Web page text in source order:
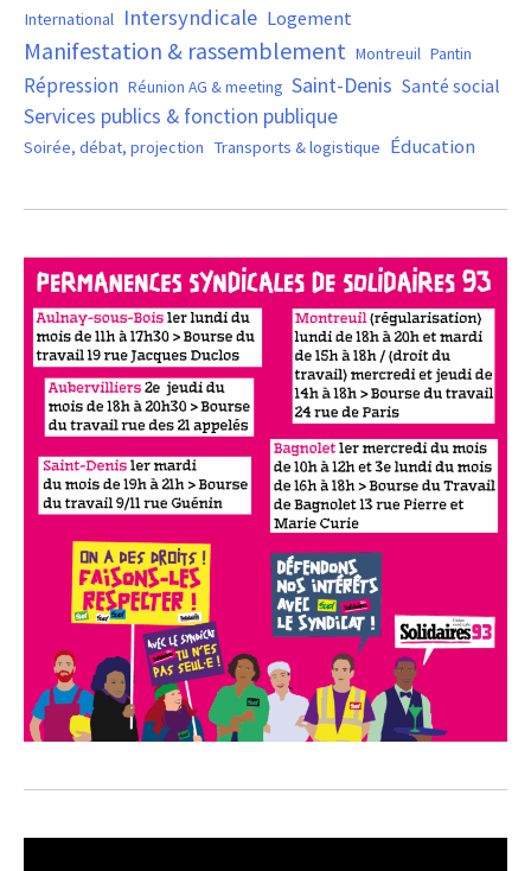
International Intersyndicale Logement
Manifestation & rassemblement Montreuil Pantin
Répression Réunion AG & meeting Saint-Denis Santé social
Services publics & fonction publique
Soirée, débat, projection Transports & logistique Éducation